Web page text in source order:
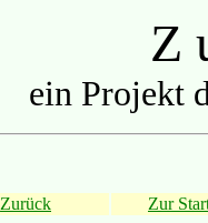
Z
ein Projekt
Zurück
Zur